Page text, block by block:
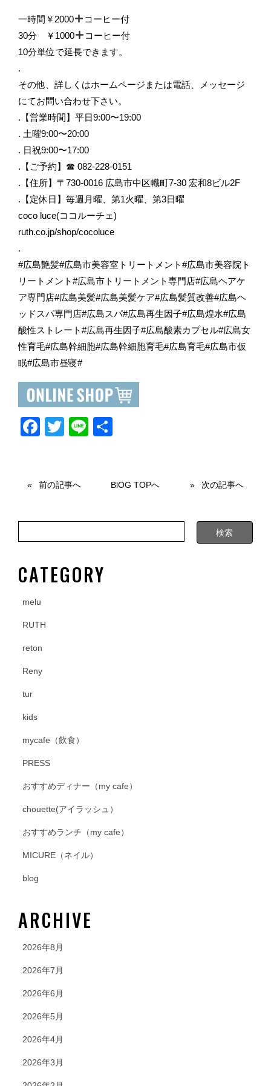
一時間￥2000
コーヒー付
30分 ￥1000
コーヒー付
10分単位で延長できます。
.
その他、詳しくはホームページまたは電話、メッセージ
にてお問い合わせ下さい。
.【営業時間】平日9:00〜19:00
. 土曜9:00〜20:00
. 日祝9:00〜17:00
.【ご予約】☎︎ 082-228-0151
.【住所】〒730-0016 広島市中区幟町7-30 宏和8ビル2F
.【定休日】毎週月曜、第1火曜、第3日曜
coco luce(ココルーチェ)
ruth.co.jp/shop/cocoluce
.
#広島艶髪#広島市美容室トリートメント#広島市美容院ト
リートメント#広島市トリートメント専門店#広島ヘアケ
ア専門店#広島美髪#広島美髪ケア#広島髪質改善#広島ヘ
ッドスパ専門店#広島スパ#広島再生因子#広島煌水#広島
酸性ストレート#広島再生因子#広島酸素カプセル#広島女
性育毛#広島幹細胞#広島幹細胞育毛#広島育毛#広島市仮
眠#広島市昼寝#
F
e
o
o
k
T
er
Li
前の記事へ BlOG TOPへ 次の記事へ
CATEGORY
melu
RUTH
reton
Reny
tur
kids
mycafe（飲食）
PRESS
おすすめディナー（my cafe）
chouette(アイラッシュ）
おすすめランチ（my cafe）
MICURE（ネイル）
blog
ARCHIVE
2026年8月
2026年7月
2026年6月
2026年5月
2026年4月
2026年3月